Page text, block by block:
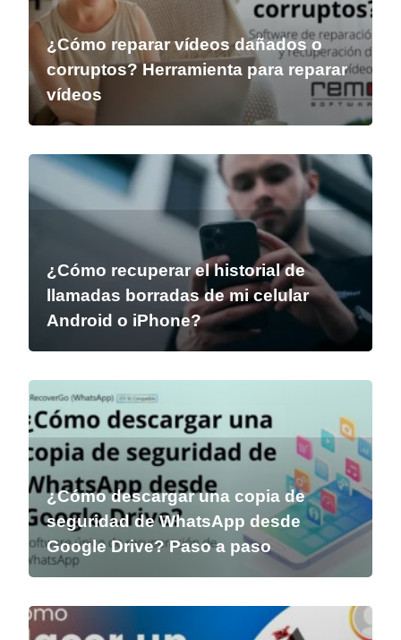
¿Cómo reparar vídeos dañados o
corruptos? Herramienta para reparar
vídeos
¿Cómo recuperar el historial de
llamadas borradas de mi celular
Android o iPhone?
¿Cómo descargar una copia de
seguridad de WhatsApp desde
Google Drive? Paso a paso